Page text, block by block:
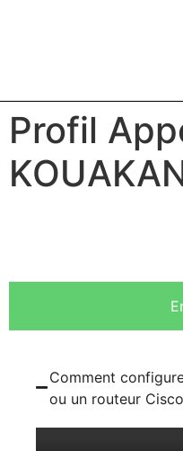
Profil
Comment
ou un routeur